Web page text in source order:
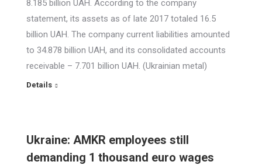
8.185 billion UAH. According to the company
statement, its assets as of late 2017 totaled 16.5
billion UAH. The company current liabilities amounted
to 34.878 billion UAH, and its consolidated accounts
receivable – 7.701 billion UAH. (Ukrainian metal)
Details
Ukraine: AMKR employees still
demanding 1 thousand euro wages